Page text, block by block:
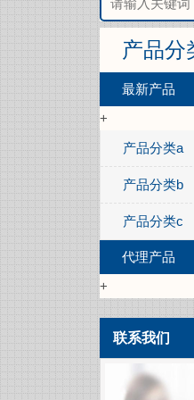
产品分
最新产品
+
产品分类a
产品分类b
产品分类c
代理产品
+
联系我们